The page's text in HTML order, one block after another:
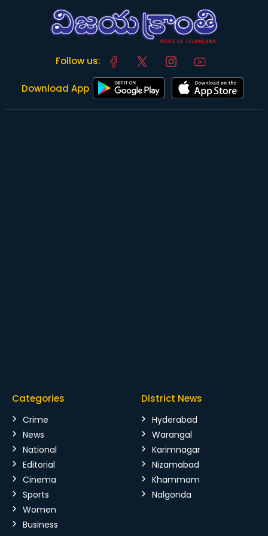
Follow us:
Download App
Categories
Crime
News
National
Editorial
Cinema
Sports
Women
Business
District News
Hyderabad
Warangal
Karimnagar
Nizamabad
Khammam
Nalgonda